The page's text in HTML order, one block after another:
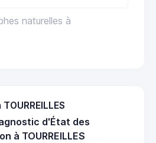
naturelles à
d'État des
à TOURREILLES